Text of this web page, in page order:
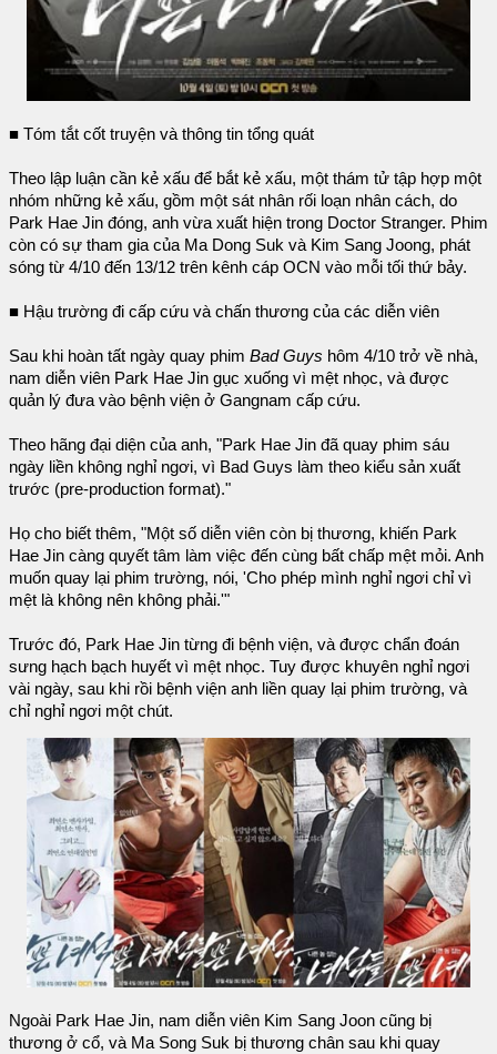
■ Tóm tắt cốt truyện và thông tin tổng quát
Theo lập luận cần kẻ xấu để bắt kẻ xấu, một thám tử tập hợp một
nhóm những kẻ xấu, gồm một sát nhân rối loạn nhân cách, do
Park Hae Jin đóng, anh vừa xuất hiện trong Doctor Stranger. Phim
còn có sự tham gia của Ma Dong Suk và Kim Sang Joong, phát
sóng từ 4/10 đến 13/12 trên kênh cáp OCN vào mỗi tối thứ bảy.
■ Hậu trường đi cấp cứu và chấn thương của các diễn viên
Sau khi hoàn tất ngày quay phim Bad Guys hôm 4/10 trở về nhà,
nam diễn viên Park Hae Jin gục xuống vì mệt nhọc, và được
quản lý đưa vào bệnh viện ở Gangnam cấp cứu.
Theo hãng đại diện của anh, "Park Hae Jin đã quay phim sáu
ngày liền không nghỉ ngơi, vì Bad Guys làm theo kiểu sản xuất
trước (pre-production format)."
Họ cho biết thêm, "Một số diễn viên còn bị thương, khiến Park
Hae Jin càng quyết tâm làm việc đến cùng bất chấp mệt mỏi. Anh
muốn quay lại phim trường, nói, 'Cho phép mình nghỉ ngơi chỉ vì
mệt là không nên không phải.'"
Trước đó, Park Hae Jin từng đi bệnh viện, và được chẩn đoán
sưng hạch bạch huyết vì mệt nhọc. Tuy được khuyên nghỉ ngơi
vài ngày, sau khi rồi bệnh viện anh liền quay lại phim trường, và
chỉ nghỉ ngơi một chút.
Ngoài Park Hae Jin, nam diễn viên Kim Sang Joon cũng bị
thương ở cổ, và Ma Song Suk bị thương chân sau khi quay